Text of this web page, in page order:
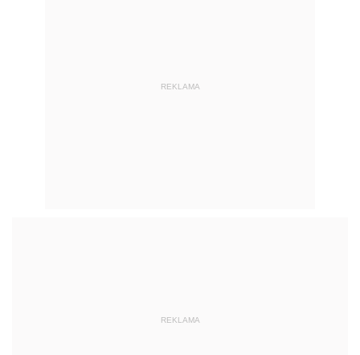
REKLAMA
REKLAMA